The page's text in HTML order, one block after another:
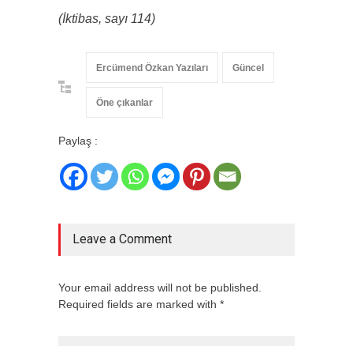
(İktibas, sayı 114)
Ercümend Özkan Yazıları Güncel
Öne çıkanlar
Paylaş :
Leave a Comment
Your email address will not be published.
Required fields are marked with *